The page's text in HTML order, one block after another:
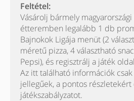
Feltétel:
Vásárolj bármely
étteremben legalább 1 db
Bajnokok Ligája menüt (2
méretű pizza, 4 választható
Pepsi), és regisztrálj a játék
Az itt található információk
jellegűek, a pontos részletekért
játékszabályzatot.